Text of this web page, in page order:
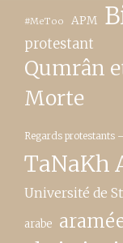
#MeToo APM
protestant
Qumrân
Morte
Regards protestants
TaNaKh
Université de
arabe